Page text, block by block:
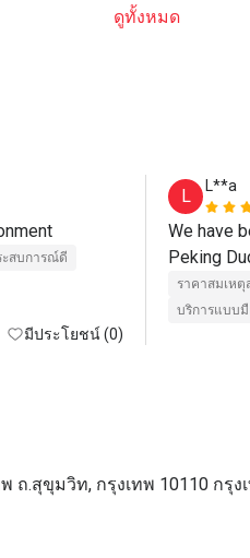
ดูทั้งหมด
ะสบการณ์ดี
มีประโยชน์ (0)
L
L**a
We have
Peking
ราคาสมเหตุ
บริการแบบ
ถ.สุขุมวิท, กรุงเทพ 10110 กรุง